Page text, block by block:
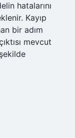
hatalarını
Kayıp
bir adım
mevcut